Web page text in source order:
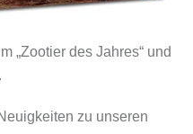
„Zootier des Jahres“ und
zu unseren